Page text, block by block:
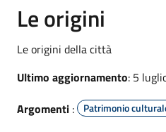
Le origini
Le origini della città
Ultimo aggiornamento: 5
Argomenti : Patrimonio